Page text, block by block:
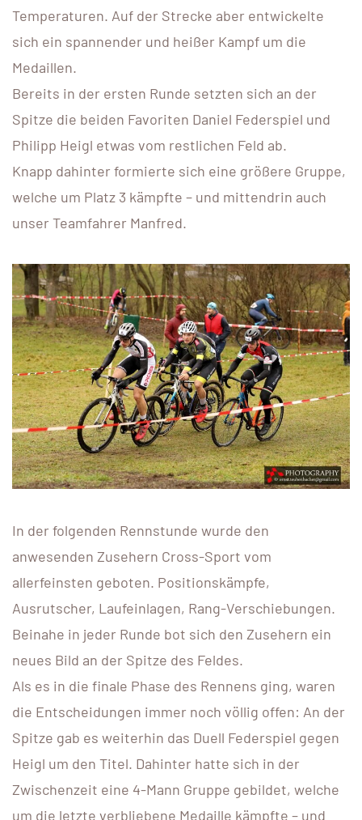
Temperaturen. Auf der Strecke aber entwickelte
sich ein spannender und heißer Kampf um die
Medaillen.
Bereits in der ersten Runde setzten sich an der
Spitze die beiden Favoriten Daniel Federspiel und
Philipp Heigl etwas vom restlichen Feld ab.
Knapp dahinter formierte sich eine größere Gruppe,
welche um Platz 3 kämpfte – und mittendrin auch
unser Teamfahrer Manfred.
In der folgenden Rennstunde wurde den
anwesenden Zusehern Cross-Sport vom
allerfeinsten geboten. Positionskämpfe,
Ausrutscher, Laufeinlagen, Rang-Verschiebungen.
Beinahe in jeder Runde bot sich den Zusehern ein
neues Bild an der Spitze des Feldes.
Als es in die finale Phase des Rennens ging, waren
die Entscheidungen immer noch völlig offen: An der
Spitze gab es weiterhin das Duell Federspiel gegen
Heigl um den Titel. Dahinter hatte sich in der
Zwischenzeit eine 4-Mann Gruppe gebildet, welche
um die letzte verbliebene Medaille kämpfte – und